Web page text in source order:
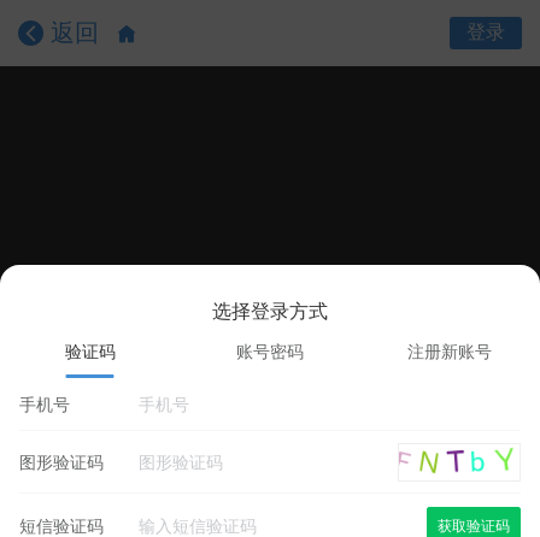
返回 登录
选择登录方式
验证码 账号密码 注册新账号
手机号
图形验证码
短信验证码 获取验证码